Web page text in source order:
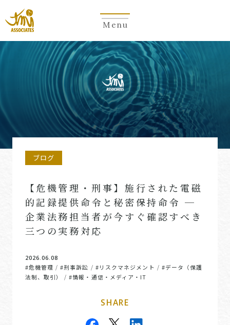
Menu
ブログ
【危機管理・刑事】施行された電磁
的記録提供命令と秘密保持命令 ─
企業法務担当者が今すぐ確認すべき
三つの実務対応
2026.06.08
#危機管理 /#刑事訴訟 / #リスクマネジメント / #データ（保護
法制、取引）
/#情報・通信・メディア・IT
SHARE